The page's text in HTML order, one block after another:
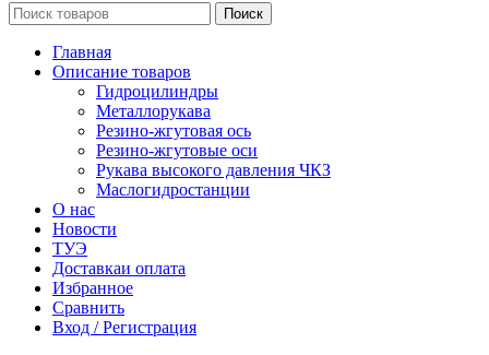
Поиск
Главная
Описание товаров
Гидроцилиндры
Металлорукава
Резино-жгутовая ось
Резино-жгутовые оси
Рукава высокого давления ЧКЗ
Маслогидростанции
О нас
Новости
ТУЭ
Доставкаи оплата
Избранное
Сравнить
Вход / Регистрация